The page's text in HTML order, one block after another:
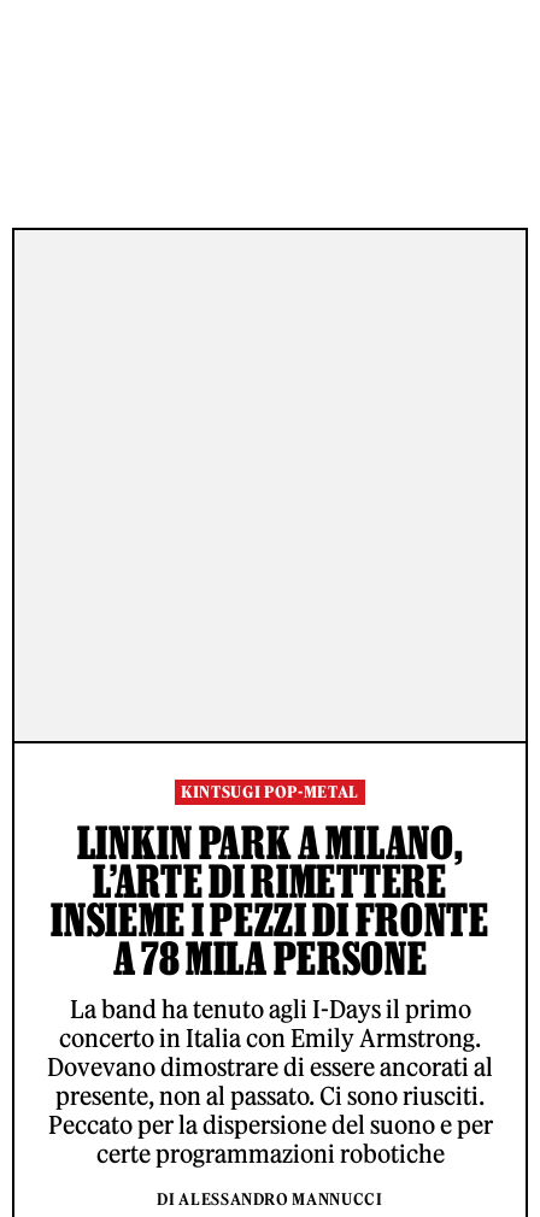
KINTSUGI POP-METAL
LINKIN PARK A MILANO,
L’ARTE DI RIMETTERE
INSIEME I PEZZI DI FRONTE
A 78 MILA PERSONE
La band ha tenuto agli I-Days il primo
concerto in Italia con Emily Armstrong.
Dovevano dimostrare di essere ancorati al
presente, non al passato. Ci sono riusciti.
Peccato per la dispersione del suono e per
certe programmazioni robotiche
DI ALESSANDRO MANNUCCI